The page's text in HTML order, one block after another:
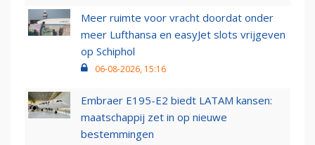
Meer ruimte voor vracht doordat onder
meer Lufthansa en easyJet slots vrijgeven
op Schiphol
06-08-2026, 15:16
Embraer E195-E2 biedt LATAM kansen:
maatschappij zet in op nieuwe
bestemmingen